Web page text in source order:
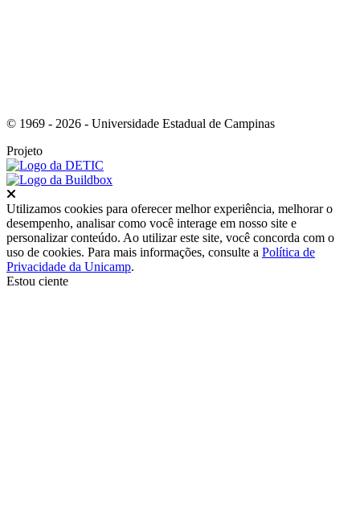
© 1969 - 2026 - Universidade Estadual de Campinas
Projeto
Utilizamos cookies para oferecer melhor experiência, melhorar o
desempenho, analisar como você interage em nosso site e
personalizar conteúdo. Ao utilizar este site, você concorda com o
uso de cookies. Para mais informações, consulte a Política de
Privacidade da Unicamp.
Estou ciente